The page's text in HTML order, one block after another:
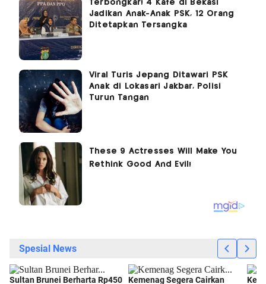
Terbongkar! 4 Kafe di Bekasi
Jadikan Anak-Anak PSK, 12 Orang
Ditetapkan Tersangka
Viral Turis Jepang Ditawari PSK
Anak di Lokasari Jakbar, Polisi
Turun Tangan